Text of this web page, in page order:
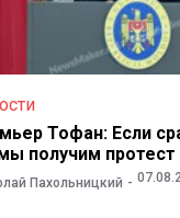
Тофан: Если
получим протест
Пахольницкий